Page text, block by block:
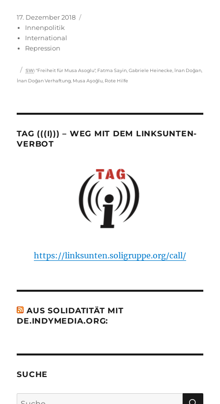
Veröffentlicht
am
17. Dezember 2018
Innenpolitik
International
Repression
Schlagwörter
SW: "Freiheit für Musa Asoglu", Fatma Sayin ,Gabriele Heinecke İnan Doğan
İnan Doğan Verhaftung Musa Aşoğlu Rote Hilfe
TAG (((I))) – WEG MIT DEM LINKSUNTEN-
VERBOT
https://linksunten.soligruppe.org/call/
AUS SOLIDATITÄT MIT
DE.INDYMEDIA.ORG:
SUCHE
Suche